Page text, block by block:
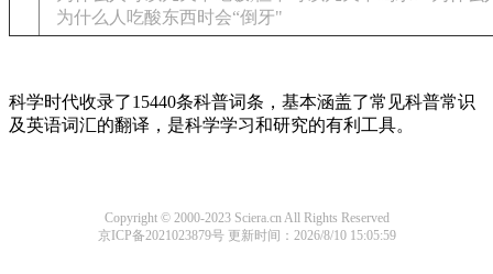
为什么人吃酸东西时会“倒牙"
科学时代收录了15440条科普词条，基本涵盖了常见科普常识
及英语词汇的翻译，是科学学习和研究的有利工具。
Copyright © 2000-2023 Sciera.cn All Rights Reserved
京ICP备2021023879号更新时间：2026/8/10 15:05:59